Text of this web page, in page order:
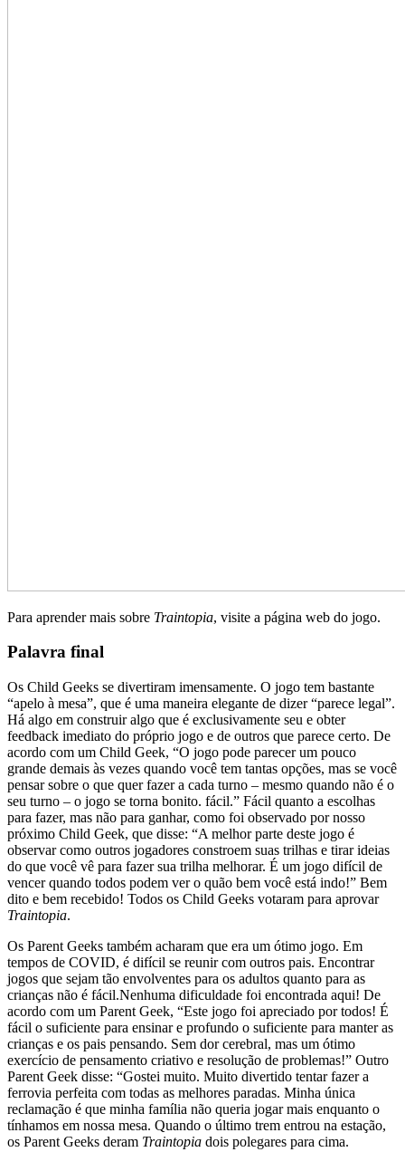
Para aprender mais sobre Traintopia, visite a página web do jogo.
Palavra final
Os Child Geeks se divertiram imensamente. O jogo tem bastante
“apelo à mesa”, que é uma maneira elegante de dizer “parece legal”.
Há algo em construir algo que é exclusivamente seu e obter
feedback imediato do próprio jogo e de outros que parece certo. De
acordo com um Child Geek, “O jogo pode parecer um pouco
grande demais às vezes quando você tem tantas opções, mas se você
pensar sobre o que quer fazer a cada turno – mesmo quando não é o
seu turno – o jogo se torna bonito. fácil.” Fácil quanto a escolhas
para fazer, mas não para ganhar, como foi observado por nosso
próximo Child Geek, que disse: “A melhor parte deste jogo é
observar como outros jogadores constroem suas trilhas e tirar ideias
do que você vê para fazer sua trilha melhorar. É um jogo difícil de
vencer quando todos podem ver o quão bem você está indo!” Bem
dito e bem recebido! Todos os Child Geeks votaram para aprovar
Traintopia.
Os Parent Geeks também acharam que era um ótimo jogo. Em
tempos de COVID, é difícil se reunir com outros pais. Encontrar
jogos que sejam tão envolventes para os adultos quanto para as
crianças não é fácil.Nenhuma dificuldade foi encontrada aqui! De
acordo com um Parent Geek, “Este jogo foi apreciado por todos! É
fácil o suficiente para ensinar e profundo o suficiente para manter as
crianças e os pais pensando. Sem dor cerebral, mas um ótimo
exercício de pensamento criativo e resolução de problemas!” Outro
Parent Geek disse: “Gostei muito. Muito divertido tentar fazer a
ferrovia perfeita com todas as melhores paradas. Minha única
reclamação é que minha família não queria jogar mais enquanto o
tínhamos em nossa mesa. Quando o último trem entrou na estação,
os Parent Geeks deram Traintopia dois polegares para cima.